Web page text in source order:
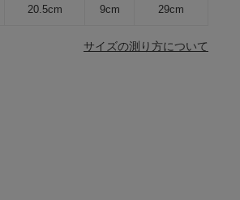
20.5cm 9cm 29cm
サイズの測り方について